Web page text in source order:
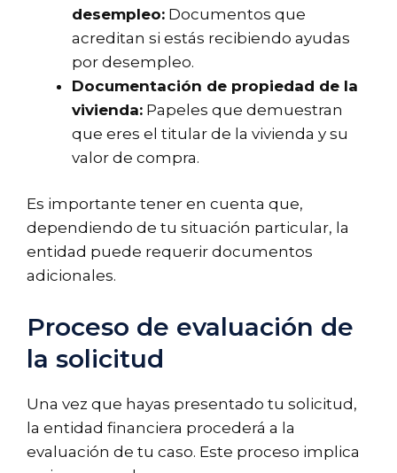
desempleo: Documentos que
acreditan si estás recibiendo ayudas
por desempleo.
Documentación de propiedad de la
vivienda: Papeles que demuestran
que eres el titular de la vivienda y su
valor de compra.
Es importante tener en cuenta que,
dependiendo de tu situación particular, la
entidad puede requerir documentos
adicionales.
Proceso de evaluación de
la solicitud
Una vez que hayas presentado tu solicitud,
la entidad financiera procederá a la
evaluación de tu caso. Este proceso implica